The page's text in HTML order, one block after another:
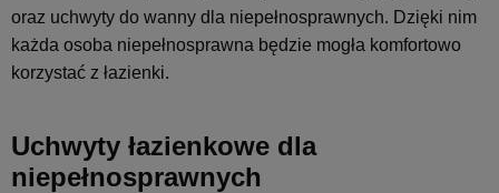
oraz uchwyty do wanny dla niepełnosprawnych. Dzięki nim
każda osoba niepełnosprawna będzie mogła komfortowo
korzystać z łazienki.
Uchwyty łazienkowe dla
niepełnosprawnych